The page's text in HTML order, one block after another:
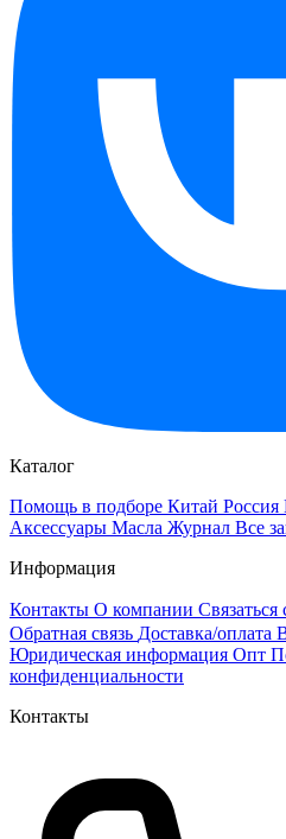
Каталог
Помощь в подборе Китай Россия
Аксессуары Масла Журнал Все
Информация
Контакты О компании
Обратная связь Доставка/оплата
Юридическая информация Опт
конфиденциальности
Контакты